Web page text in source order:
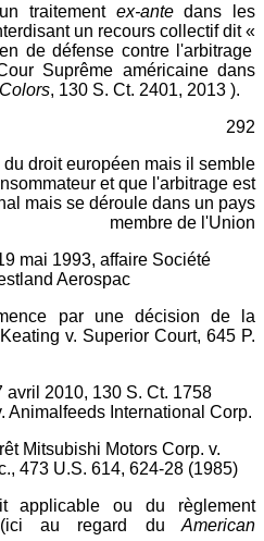
traitement ex-antedans les
un recours collectif dit «
de défense contre l'arbitrage
Suprême américaine dans
, 130 S. Ct. 2401, 2013 ).
292
droit européen mais il semble
et que l'arbitrage est
mais se déroule dans un pays
membre de l'Union
mai 1993, affaire Société
Aerospac
par une décision de la
v. Superior Court, 645 P.
avril 2010, 130 S. Ct. 1758
Animalfeeds International Corp.
Mitsubishi Motors Corp. v.
473 U.S. 614, 624-28 (1985)
applicable ou du règlement
(ici au regard du American